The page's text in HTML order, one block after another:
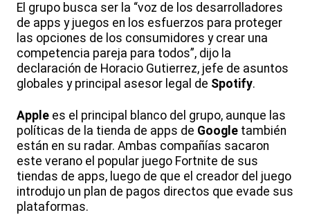
El grupo busca ser la “voz de los desarrolladores
de apps y juegos en los esfuerzos para proteger
las opciones de los consumidores y crear una
competencia pareja para todos”, dijo la
declaración de Horacio Gutierrez, jefe de asuntos
globales y principal asesor legal de Spotify.
Apple es el principal blanco del grupo, aunque las
políticas de la tienda de apps de Google también
están en su radar. Ambas compañías sacaron
este verano el popular juego Fortnite de sus
tiendas de apps, luego de que el creador del juego
introdujo un plan de pagos directos que evade sus
plataformas.